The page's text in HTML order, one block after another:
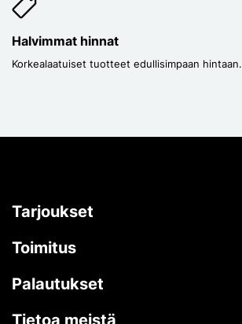
Halvimmat hinnat
Korkealaatuiset tuotteet edullisimpaan hintaan.
Tarjoukset
Toimitus
Palautukset
Tietoa meistä